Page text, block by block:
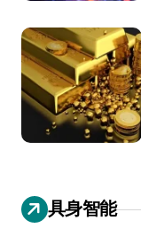
具身智能